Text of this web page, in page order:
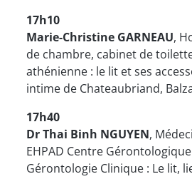
17h10
Marie-Christine GARNEAU,
de chambre, cabinet de
athénienne : le lit et ses
intime de Chateaubriand,
17h40
Dr Thai Binh NGUYEN,
EHPAD Centre
Gérontologie Clinique : Le lit,